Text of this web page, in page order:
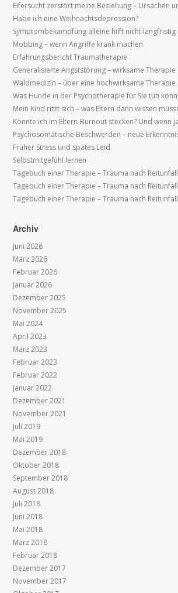
Eifersucht zerstört meine Beziehung – Ursachen
Habe ich eine Weihnachtsdepression?
Symptombekämpfung alleine hilft nicht langfristig
Mobbing – wenn Angriffe krank machen
Erfahrungsbericht Traumatherapie
Generalisierte Angststörung – wirksame Therapie
Waldmedizin – über eine hochwirksame Therapie
Was Hunde in der Psychotherapie für Sie tun
Mein Kind ritzt sich – was Eltern dann wissen
Könnte ich im Eltern-Burnout stecken? Und wenn
Psychosomatische Beschwerden – neue
Früher Stress und spätes Leid
Selbstmitgefühl lernen
Tagebuch einer Therapie – Trauma nach
Tagebuch einer Therapie – Trauma nach
Tagebuch einer Therapie – Trauma nach Reitunfall
Archiv
Juni 2026
März 2026
Februar 2026
Januar 2026
Dezember 2025
November 2025
Mai 2024
April 2023
März 2023
Februar 2023
Februar 2022
Januar 2022
Dezember 2021
November 2021
Juli 2019
Mai 2019
Dezember 2018
Oktober 2018
September 2018
August 2018
Juli 2018
Juni 2018
Mai 2018
März 2018
Februar 2018
Dezember 2017
November 2017